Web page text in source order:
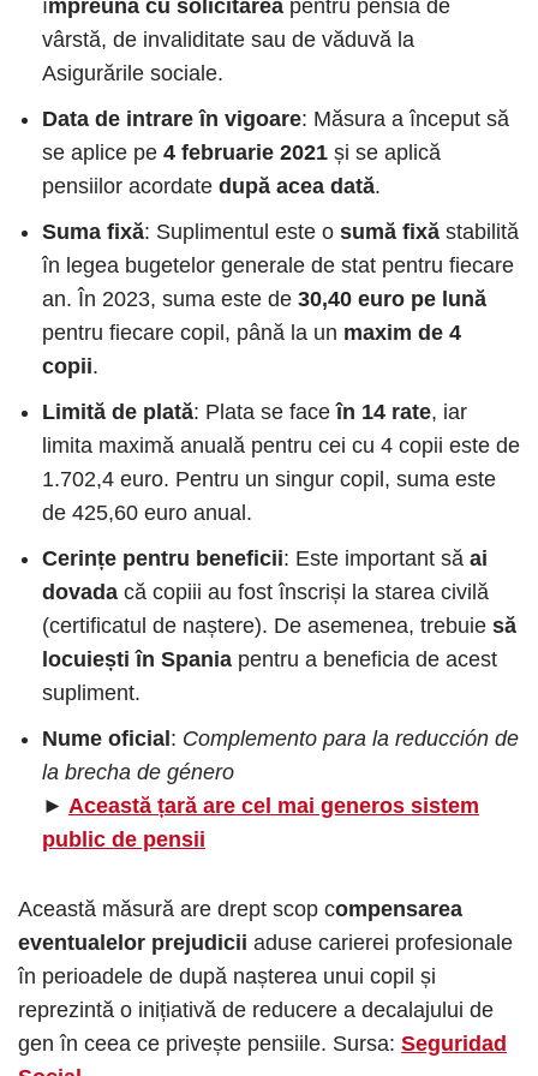
împreună cu solicitarea pentru pensia de
vârstă, de invaliditate sau de văduvă la
Asigurările sociale.
Data de intrare în vigoare: Măsura a început să
se aplice pe 4 februarie 2021 și se aplică
pensiilor acordate după acea dată.
Suma fixă: Suplimentul este o sumă fixă stabilită
în legea bugetelor generale de stat pentru fiecare
an. În 2023, suma este de 30,40 euro pe lună
pentru fiecare copil, până la un maxim de 4
copii.
Limită de plată: Plata se face în 14 rate, iar
limita maximă anuală pentru cei cu 4 copii este de
1.702,4 euro. Pentru un singur copil, suma este
de 425,60 euro anual.
Cerințe pentru beneficii: Este important să ai
dovada că copiii au fost înscriși la starea civilă
(certificatul de naștere). De asemenea, trebuie să
locuiești în Spania pentru a beneficia de acest
supliment.
Nume oficial: Complemento para la reducción de
la brecha de género
► Această țară are cel mai generos sistem
public de pensii
Această măsură are drept scop compensarea
eventualelor prejudicii aduse carierei profesionale
în perioadele de după nașterea unui copil și
reprezintă o inițiativă de reducere a decalajului de
gen în ceea ce privește pensiile. Sursa: Seguridad